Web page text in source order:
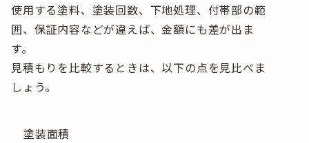
使用する塗料、塗装回数、下地処理、付帯部の範
囲、保証内容などが違えば、金額にも差が出ま
す。
見積もりを比較するときは、以下の点を見比べま
しょう。
塗装面積